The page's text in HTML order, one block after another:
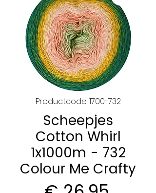
Productcode: 1700-732
Scheepjes
Cotton Whirl
1x1000m - 732
Colour Me Crafty